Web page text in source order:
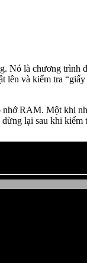
là chương trình
và kiểm tra
RAM. Một khi
lại sau khi